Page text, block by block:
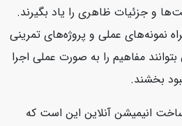
و جزئیات ظاهری را یاد بگیرند.
نمونه‌های عملی و پروژه‌های تمرینی
مفاهیم را به صورت عملی اجرا
بخشند.
انیمیشن آنلاین این است که